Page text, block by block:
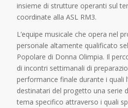
insieme di strutture operanti sul
coordinate alla ASL RM3.
L’equipe musicale che opera nel
personale altamente qualificato
Popolare di Donna Olimpia. Il
di incontri settimanali di
performance finale durante i quali
destinatari del progetto una serie
tema specifico attraverso i quali